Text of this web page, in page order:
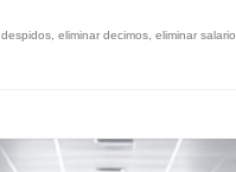
despidos eliminar decimos eliminar salario